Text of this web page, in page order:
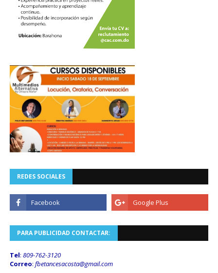
REDES SOCIALES
PARA PUBLICIDAD CONTACTAR:
Tel: 809-762-3120
Correo: fbetancesacosta@gmail.com